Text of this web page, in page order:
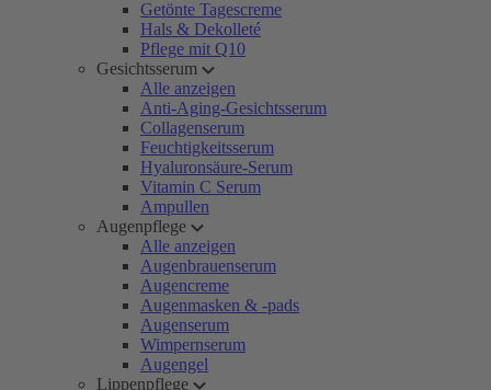
Getönte Tagescreme
Hals & Dekolleté
Pflege mit Q10
Gesichtsserum
Alle anzeigen
Anti-Aging-Gesichtsserum
Collagenserum
Feuchtigkeitsserum
Hyaluronsäure-Serum
Vitamin C Serum
Ampullen
Augenpflege
Alle anzeigen
Augenbrauenserum
Augencreme
Augenmasken & -pads
Augenserum
Wimpernserum
Augengel
Lippenpflege